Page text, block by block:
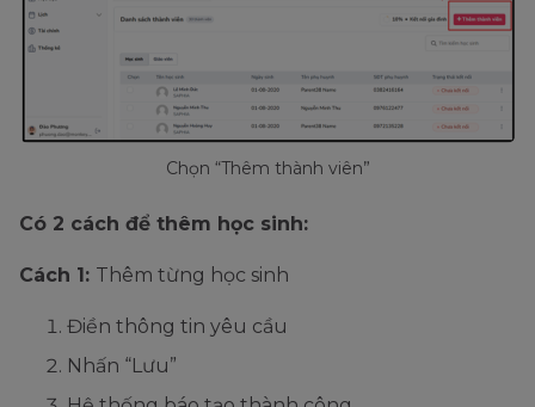
Chọn “Thêm thành viên”
Có 2 cách để thêm học sinh:
Cách 1: Thêm từng học sinh
Điền thông tin yêu cầu
Nhấn “Lưu”